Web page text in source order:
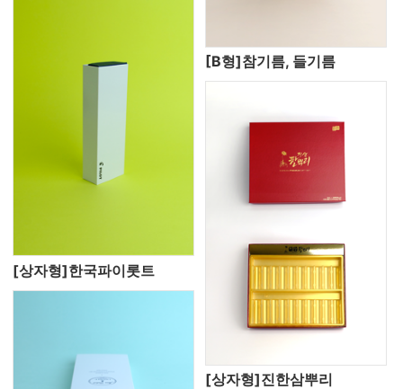
[상자형]한국파이롯트
[B형]참기름, 들기름
[상자형]진한삼뿌리